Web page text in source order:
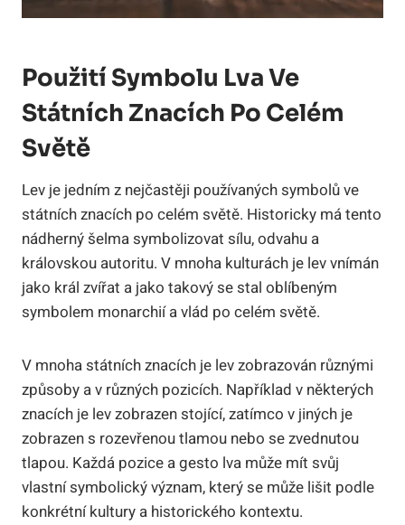
Použití Symbolu Lva Ve
Státních Znacích Po Celém
Světě
Lev je jedním z nejčastěji používaných symbolů ve
státních znacích po celém světě. Historicky má tento
nádherný šelma symbolizovat sílu, odvahu a
královskou autoritu. V mnoha kulturách je lev vnímán
jako král zvířat a jako takový se stal oblíbeným
symbolem monarchií a vlád po celém světě.
V mnoha státních znacích je lev zobrazován různými
způsoby a v různých pozicích. Například v některých
znacích je lev zobrazen stojící, zatímco v jiných je
zobrazen s rozevřenou tlamou nebo se zvednutou
tlapou. Každá pozice a gesto lva může mít svůj
vlastní symbolický význam, který se může lišit podle
konkrétní kultury a historického kontextu.